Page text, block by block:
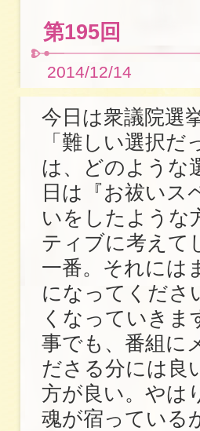
第195回
2014/12/14
今日は衆議院選
「難しい選択
は、どのような
日は『お祓いス
いをしたような
ティブに考えて
一番。それには
になってくださ
くなっていき
事でも、番組に
ださる分には良
方が良い。やは
魂が宿っている